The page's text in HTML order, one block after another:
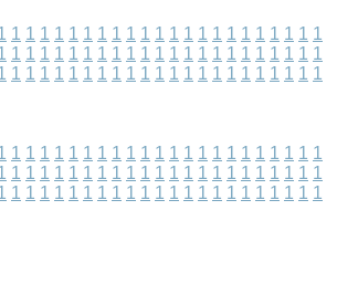
1 1 1 1 1 1 1 1 1 1 1 1 1 1 1 1 1 1 1 1 1 1
1 1 1 1 1 1 1 1 1 1 1 1 1 1 1 1 1 1 1 1 1 1
1 1 1 1 1 1 1 1 1 1 1 1 1 1 1 1 1 1 1 1 1 1
1 1 1 1 1 1 1 1 1 1 1 1 1 1 1 1 1 1 1 1 1 1
1 1 1 1 1 1 1 1 1 1 1 1 1 1 1 1 1 1 1 1 1 1
1 1 1 1 1 1 1 1 1 1 1 1 1 1 1 1 1 1 1 1 1 1